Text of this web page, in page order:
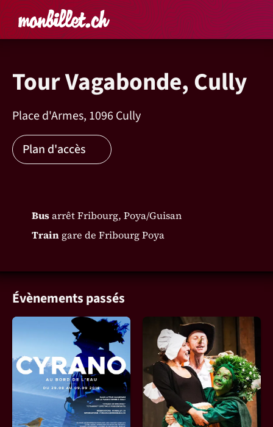
Accueil Rechercher un
Panier
Tour Vagabonde, Cully
Place d'Armes, 1096 Cully
Plan d'accès
Busarrêt Fribourg, Poya/Guisan
Train gare de Fribourg Poya
Évènements passés